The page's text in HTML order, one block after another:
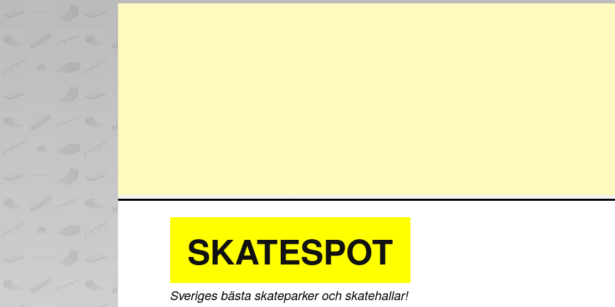
SKATESPOT
Sveriges bästa skateparker och skatehallar!